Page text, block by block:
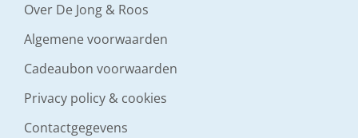
Over De Jong & Roos
Algemene voorwaarden
Cadeaubon voorwaarden
Privacy policy & cookies
Contactgegevens